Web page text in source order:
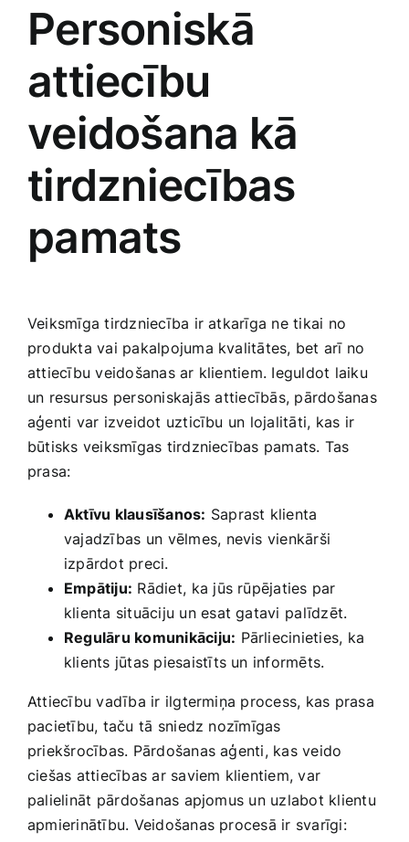
Personiskā
attiecību
veidošana kā
tirdzniecības
pamats
Veiksmīga tirdzniecība ir atkarīga ne tikai no
produkta vai pakalpojuma kvalitātes, bet arī no
attiecību ​veidošanas ar klientiem. ​Ieguldot laiku
un resursus personiskajās ⁤attiecībās, pārdošanas
aģenti var izveidot uzticību un lojalitāti, kas ⁢ir
būtisks veiksmīgas tirdzniecības pamats. Tas
prasa:
Aktīvu klausīšanos: Saprast klienta
vajadzības un⁤ vēlmes, nevis vienkārši
izpārdot preci.
Empātiju: Rādiet, ⁣ka jūs rūpējaties par‍
klienta situāciju un esat gatavi⁣ palīdzēt.
Regulāru komunikāciju: Pārliecinieties, ka
klients jūtas piesaistīts un informēts.
Attiecību vadība ir‌ ilgtermiņa process, kas prasa
pacietību, taču ⁤tā sniedz nozīmīgas
priekšrocības. Pārdošanas aģenti,‌ kas veido
ciešas attiecības ar saviem klientiem, ‌var
palielināt⁤ pārdošanas apjomus‌ un uzlabot klientu
apmierinātību. Veidošanas procesā ir svarīgi: